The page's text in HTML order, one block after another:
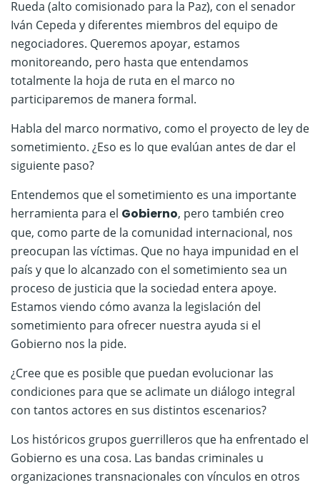
Rueda (alto comisionado para la Paz), con el senador
Iván Cepeda y diferentes miembros del equipo de
negociadores. Queremos apoyar, estamos
monitoreando, pero hasta que entendamos
totalmente la hoja de ruta en el marco no
participaremos de manera formal.
Habla del marco normativo, como el proyecto de ley de
sometimiento. ¿Eso es lo que evalúan antes de dar el
siguiente paso?
Entendemos que el sometimiento es una importante
herramienta para el Gobierno, pero también creo
que, como parte de la comunidad internacional, nos
preocupan las víctimas. Que no haya impunidad en el
país y que lo alcanzado con el sometimiento sea un
proceso de justicia que la sociedad entera apoye.
Estamos viendo cómo avanza la legislación del
sometimiento para ofrecer nuestra ayuda si el
Gobierno nos la pide.
¿Cree que es posible que puedan evolucionar las
condiciones para que se aclimate un diálogo integral
con tantos actores en sus distintos escenarios?
Los históricos grupos guerrilleros que ha enfrentado el
Gobierno es una cosa. Las bandas criminales u
organizaciones transnacionales con vínculos en otros